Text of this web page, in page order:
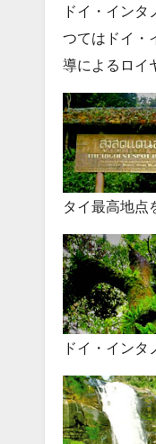
ドイ・イン
つてはドイ・
導によるロイ
タイ最高地点
ドイ・インタ